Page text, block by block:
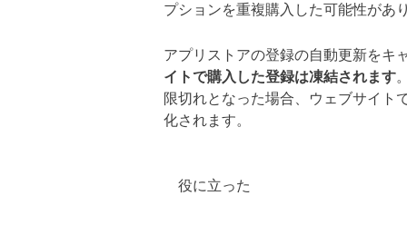
プションを重複購入した可能性があ
アプリストアの登録の自動更新をキ
イトで購入した登録は凍結されます
限切れとなった場合、ウェブサイト
化されます。
役に立った